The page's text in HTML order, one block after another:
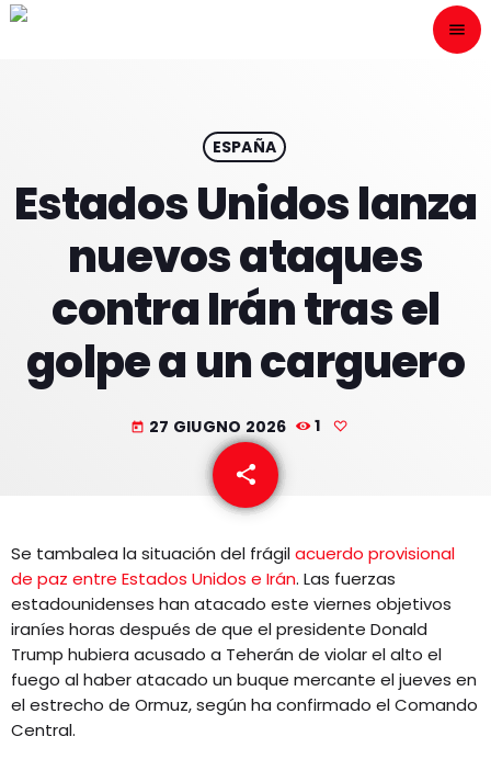
menu
play_arrow
HOME
NUESTRAS FRECUENCIAS
NOTICIAS
CONTACTO
ESPAÑA
Estados Unidos lanza
nuevos ataques
contra Irán tras el
golpe a un carguero
today 27 GIUGNO 2026 1
share
email
Se tambalea la situación del frágilacuerdo provisional
de paz entre Estados Unidos e Irán. Las fuerzas
estadounidenses han atacado este viernes objetivos
iraníes horas después de que el presidente Donald
Trump hubiera acusado a Teherán de violar el alto el
fuego al haber atacado un buque mercante el jueves en
el estrecho de Ormuz, según ha confirmado el Comando
Central.